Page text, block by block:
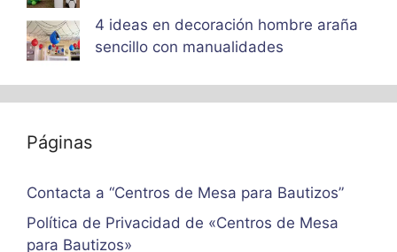
4 ideas en decoración hombre araña
sencillo con manualidades
Páginas
Contacta a “Centros de Mesa para Bautizos”
Política de Privacidad de «Centros de Mesa
para Bautizos»